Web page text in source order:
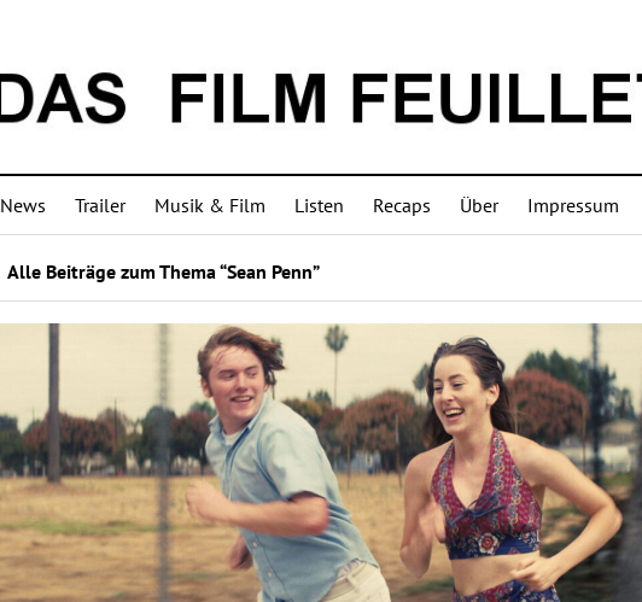
News Trailer Musik & Film Listen Recaps Über Impressum
Alle Beiträge zum Thema “Sean Penn”